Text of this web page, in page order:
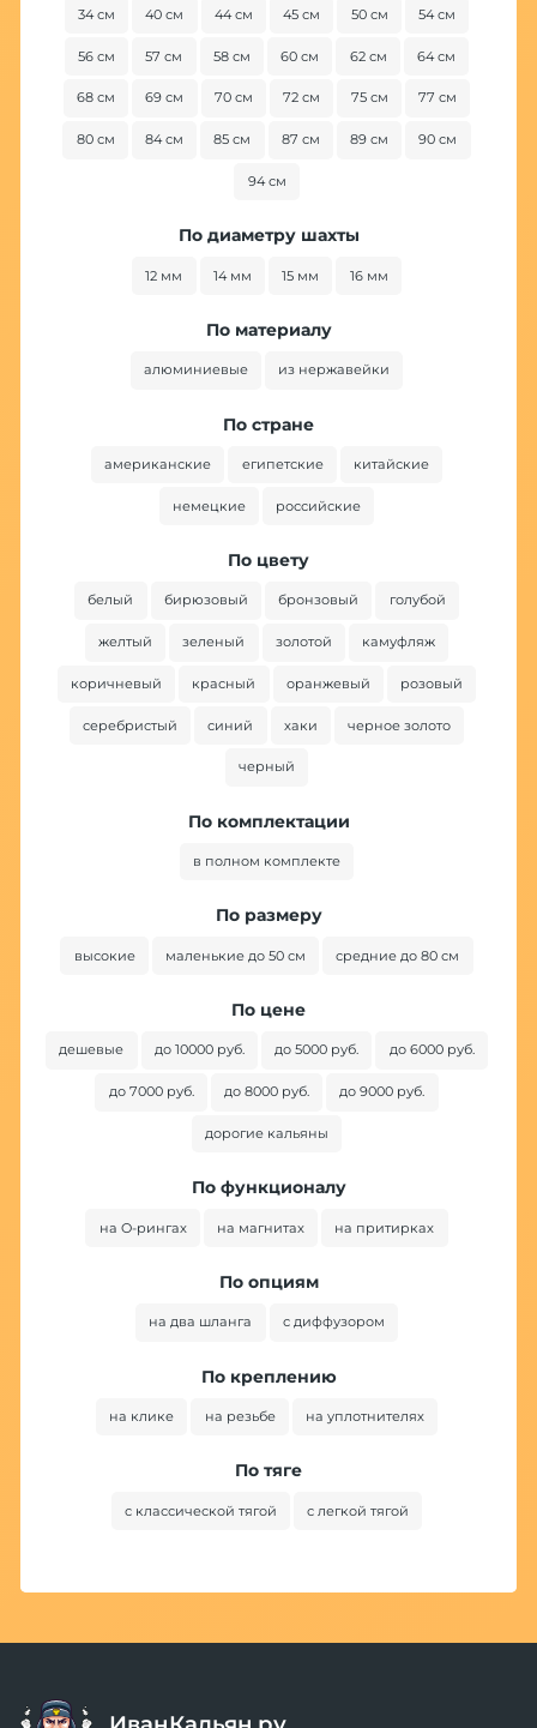
34 см 40 см 44 см 45 см 50 см 54 см
56 см 57 см 58 см 60 см 62 см 64 см
68 см 69 см 70 см 72 см 75 см 77 см
80 см 84 см 85 см 87 см 89 см 90 см
94 см
По диаметру шахты
12 мм 14 мм 15 мм 16 мм
По материалу
алюминиевые из нержавейки
По стране
американские египетские китайские
немецкие российские
По цвету
белый бирюзовый бронзовый голубой
желтый зеленый золотой камуфляж
коричневый красный оранжевый розовый
серебристый синий хаки черное золото
черный
По комплектации
в полном комплекте
По размеру
высокие маленькие до 50 см средние до 80 см
По цене
дешевые до 10000 руб. до 5000 руб. до 6000 руб.
до 7000 руб. до 8000 руб. до 9000 руб.
дорогие кальяны
По функционалу
на O-рингах на магнитах на притирках
По опциям
на два шланга с диффузором
По креплению
на клике на резьбе на уплотнителях
По тяге
с классической тягой с легкой тягой